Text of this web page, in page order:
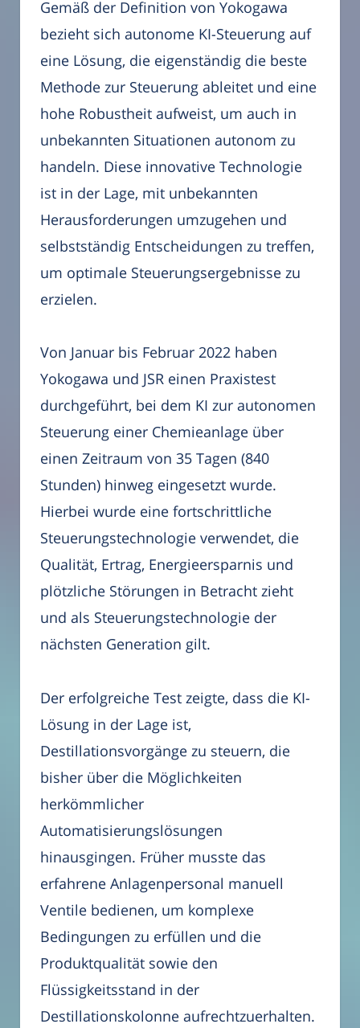
Gemäß der Definition von Yokogawa
bezieht sich autonome KI-Steuerung auf
eine Lösung, die eigenständig die beste
Methode zur Steuerung ableitet und eine
hohe Robustheit aufweist, um auch in
unbekannten Situationen autonom zu
handeln. Diese innovative Technologie
ist in der Lage, mit unbekannten
Herausforderungen umzugehen und
selbstständig Entscheidungen zu treffen,
um optimale Steuerungsergebnisse zu
erzielen.
Von Januar bis Februar 2022 haben
Yokogawa und JSR einen Praxistest
durchgeführt, bei dem KI zur autonomen
Steuerung einer Chemieanlage über
einen Zeitraum von 35 Tagen (840
Stunden) hinweg eingesetzt wurde.
Hierbei wurde eine fortschrittliche
Steuerungstechnologie verwendet, die
Qualität, Ertrag, Energieersparnis und
plötzliche Störungen in Betracht zieht
und als Steuerungstechnologie der
nächsten Generation gilt.
Der erfolgreiche Test zeigte, dass die KI-
Lösung in der Lage ist,
Destillationsvorgänge zu steuern, die
bisher über die Möglichkeiten
herkömmlicher
Automatisierungslösungen
hinausgingen. Früher musste das
erfahrene Anlagenpersonal manuell
Ventile bedienen, um komplexe
Bedingungen zu erfüllen und die
Produktqualität sowie den
Flüssigkeitsstand in der
Destillationskolonne aufrechtzuerhalten.